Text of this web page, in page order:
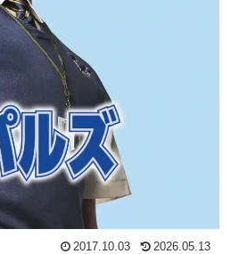
2017.10.03 2026.05.13